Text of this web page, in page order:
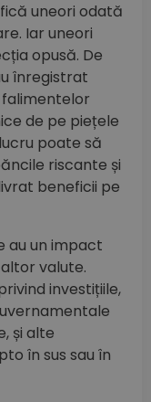
uneori odată
Iar uneori
opusă. De
înregistrat
de pe piețele
poate să
riscante și
beneficii pe
au un impact
valute.
investițiile,
și alte
în sus sau în